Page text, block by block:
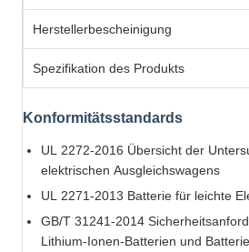
Herstellerbescheinigung
Spezifikation des Produkts
Konformitätsstandards
UL 2272-2016 Übersicht der
elektrischen Ausgleichswagens
UL 2271-2013 Batterie für leichte
GB/T 31241-2014
Lithium-Ionen-Batterien und